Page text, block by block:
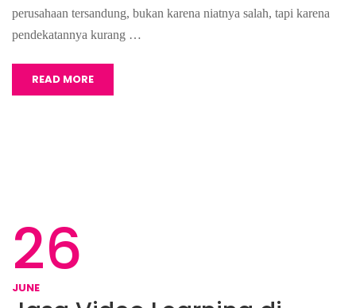
perusahaan tersandung, bukan karena niatnya salah, tapi karena
pendekatannya kurang …
READ MORE
26
JUNE